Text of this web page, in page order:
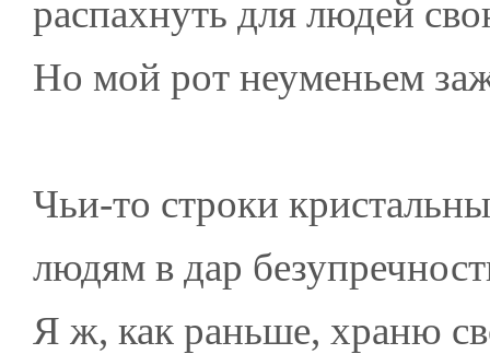
распахнуть для людей
Но мой рот неуменьем
Чьи-то строки
людям в дар
Я ж, как раньше, храню